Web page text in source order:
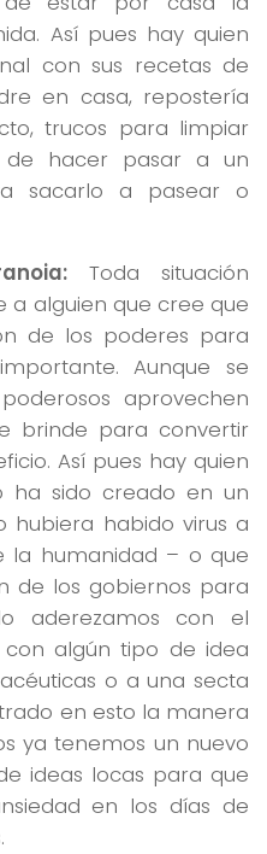
Así pues hay quien
con sus recetas de
en casa, repostería
trucos para limpiar
de hacer pasar a un
sacarlo a pasear o
Toda situación
a alguien que cree que
de los poderes para
Aunque se
aprovechen
brinde para convertir
Así pues hay quien
ha sido creado en un
hubiera habido virus a
la humanidad – o que
de los gobiernos para
aderezamos con el
algún tipo de idea
o a una secta
en esto la manera
ya tenemos un nuevo
ideas locas para que
en los días de